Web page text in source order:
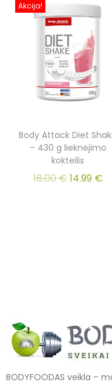
Akcija!
Body Attack Diet
– 430 g lieknėjimo
kokteilis
18.00€14.99 €
BODYFOODAS veikla –